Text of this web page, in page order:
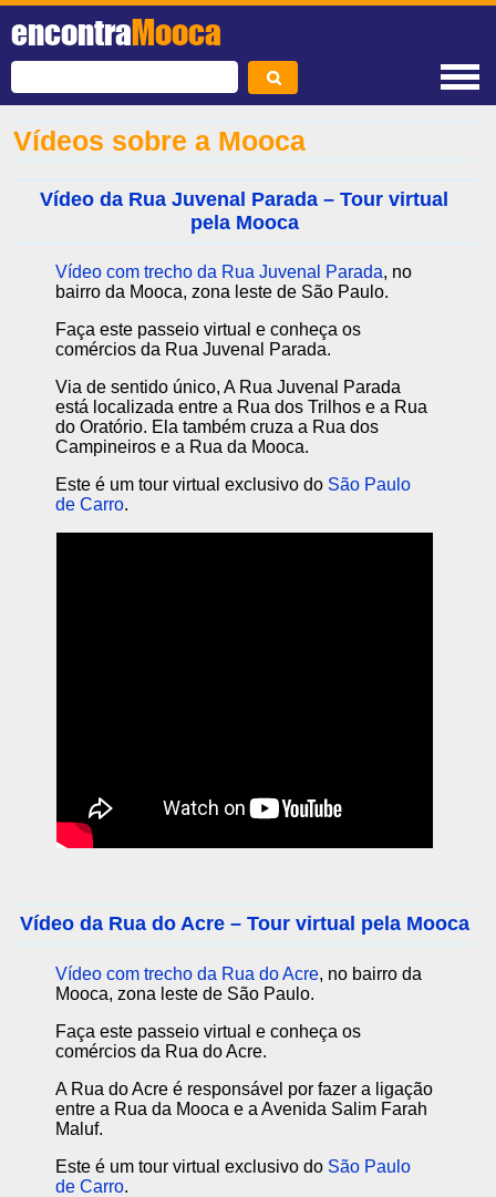
encontraMooca
Vídeos sobre a Mooca
Vídeo da Rua Juvenal Parada – Tour virtual
pela Mooca
Vídeo com trecho da Rua Juvenal Parada, no
bairro da Mooca, zona leste de São Paulo.
Faça este passeio virtual e conheça os
comércios da Rua Juvenal Parada.
Via de sentido único, A Rua Juvenal Parada
está localizada entre a Rua dos Trilhos e a Rua
do Oratório. Ela também cruza a Rua dos
Campineiros e a Rua da Mooca.
Este é um tour virtual exclusivo do São Paulo
de Carro.
Vídeo da Rua do Acre – Tour virtual pela Mooca
Vídeo com trecho da Rua do Acre, no bairro da
Mooca, zona leste de São Paulo.
Faça este passeio virtual e conheça os
comércios da Rua do Acre.
A Rua do Acre é responsável por fazer a ligação
entre a Rua da Mooca e a Avenida Salim Farah
Maluf.
Este é um tour virtual exclusivo do São Paulo
de Carro.